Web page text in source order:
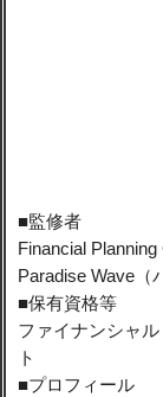
■監修者
Financial Planning
Paradise Wave（
■保有資格等
ファイナンシャ
ト
■プロフィール